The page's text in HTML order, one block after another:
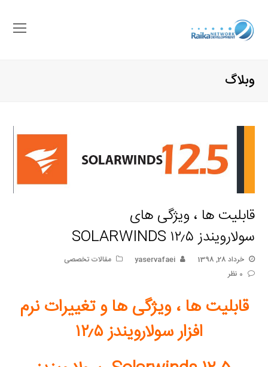
باز
وبلاگ
قابلیت ها ، ویژگی های
سولارویندز SOLARWINDS ۱۲٫۵
خرداد 28, 1398 yaservafaei
مقالات تخصصی
0 نظر
قابلیت ها ، ویژگی ها و تغییرات نرم
افزار سولارویندز۱۲٫۵